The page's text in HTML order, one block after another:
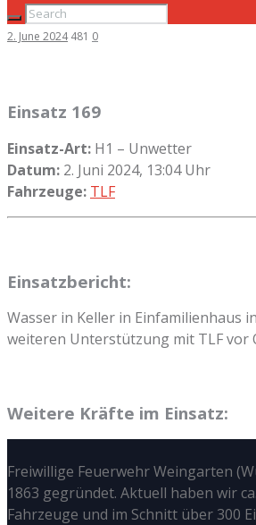
2. June 2024 481 0
Einsatz 169
Einsatz-Art: H1 – Unwetter
Datum: 2. Juni 2024, 13:04 Uhr
Fahrzeuge: TLF
Einsatzbericht:
Wasser in Keller in Einfamilienhaus
weiteren Unterstützung mit TLF vor
Weitere Kräfte im Einsatz:
Freiwillige Feuerwehr Weingarten
1863 gegründet. Aktuell haben wir
Fahrzeuge und im Schnitt über 300